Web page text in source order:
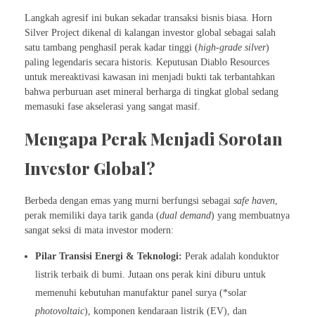
Langkah agresif ini bukan sekadar transaksi bisnis biasa. Horn
Silver Project dikenal di kalangan investor global sebagai salah
satu tambang penghasil perak kadar tinggi (high-grade silver)
paling legendaris secara historis. Keputusan Diablo Resources
untuk mereaktivasi kawasan ini menjadi bukti tak terbantahkan
bahwa perburuan aset mineral berharga di tingkat global sedang
memasuki fase akselerasi yang sangat masif.
Mengapa Perak Menjadi Sorotan
Investor Global?
Berbeda dengan emas yang murni berfungsi sebagai safe haven
perak memiliki daya tarik ganda (dual demand) yang membuatnya
sangat seksi di mata investor modern:
Pilar Transisi Energi & Teknologi: Perak adalah konduktor
listrik terbaik di bumi. Jutaan ons perak kini diburu untuk
memenuhi kebutuhan manufaktur panel surya (*solar
photovoltaic), komponen kendaraan listrik (EV), dan